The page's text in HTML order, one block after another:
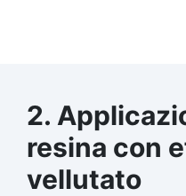
2.
resina con
vellutato